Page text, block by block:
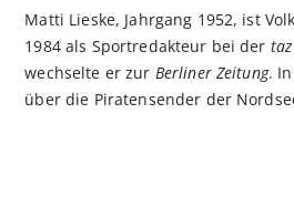
Matti Lieske, Jahrgang 1952, ist
1984 als Sportredakteur bei der taz
wechselte er zur Berliner Zeitung.
über die Piratensender der